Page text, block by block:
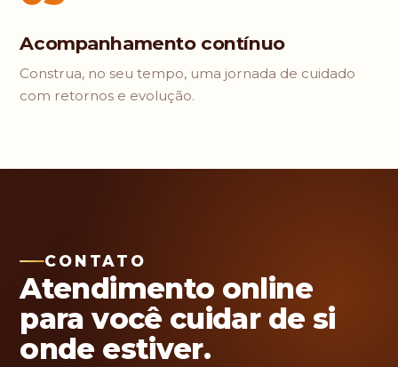
Acompanhamento contínuo
Construa, no seu tempo, uma jornada de cuidado
com retornos e evolução.
CONTATO
Atendimento online
para você cuidar de si
onde estiver.